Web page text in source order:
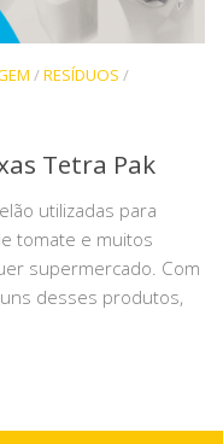
/RESÍDUOS /
Tetra Pak
utilizadas para
tomate e muitos
supermercado. Com
desses produtos,